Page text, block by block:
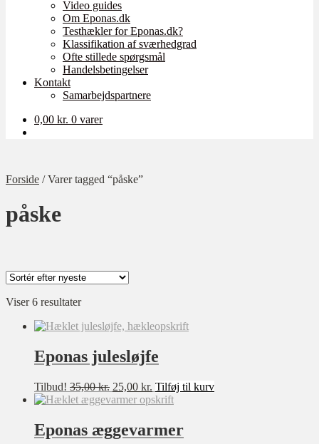
Video guides
Om Eponas.dk
Testhækler for Eponas.dk?
Klassifikation af sværhedgrad
Ofte stillede spørgsmål
Handelsbetingelser
Kontakt
Samarbejdspartnere
0,00 kr. 0 varer
Forside /Varer tagged “påske”
påske
Kategori
Ukategoriseret
Bolig
Børn
Opskrift-pakker
Viser 6 resultaterSorteret
seneste
Eponas julesløjfe
Tilbud! 35,00kr. Den
oprindelige
var:
35,00 kr..
25,00 kr. Den
aktuelle
25,00 kr..
Tilføj til kurv
Eponas æggevarmer